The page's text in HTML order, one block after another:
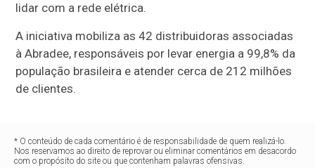
lidar com a rede elétrica.
A iniciativa mobiliza as 42 distribuidoras associadas
à Abradee, responsáveis por levar energia a 99,8% da
população brasileira e atender cerca de 212 milhões
de clientes.
* O conteúdo de cada comentário é de responsabilidade de quem realizá-lo.
Nos reservamos ao direito de reprovar ou eliminar comentários em desacordo
com o propósito do site ou que contenham palavras ofensivas.